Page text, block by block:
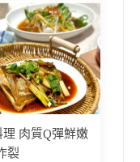
肉質Q彈鮮嫩
裂